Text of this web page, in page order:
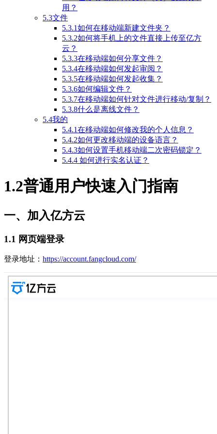
用？
5.3文件
5.3.1如何在移动端新建文件夹？
5.3.2如何将手机上的文件直接上传至亿方
云？
5.3.3在移动端如何分享文件？
5.3.4在移动端如何发起审阅？
5.3.5在移动端如何发起收集？
5.3.6如何编辑文件？
5.3.7在移动端如何针对文件进行移动/复制？
5.3.8什么是离线文件？
5.4我的
5.4.1在移动端如何修改我的个人信息？
5.4.2如何更改移动端的设备语言？
5.4.3如何设置手机移动端二次密码锁定？
5.4.4 如何进行实名认证？
1.2普通用户快速入门指南
一、加入亿方云
1.1 网页端登录
登录地址： https://account.fangcloud.com/